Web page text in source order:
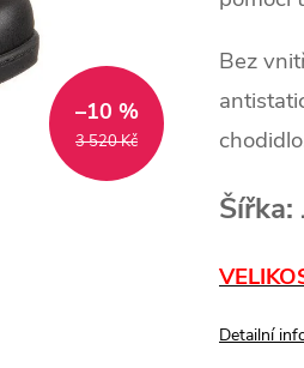
3 520 Kč
–10 %
Bez
Šířka:
Detailní